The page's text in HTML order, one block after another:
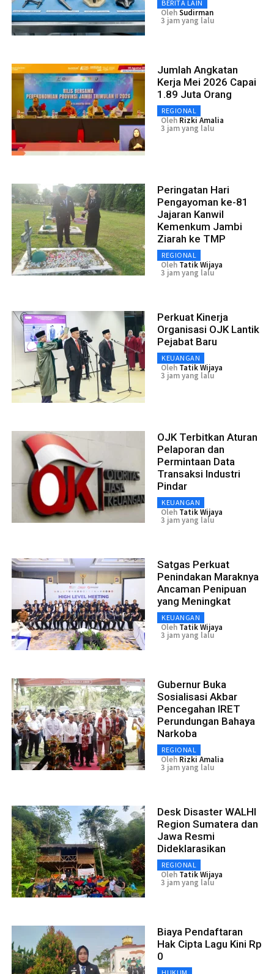
BERITA LAIN
OlehSudirman
3 jam yang lalu
Jumlah Angkatan
Kerja Mei 2026 Capai
1.89 Juta Orang
REGIONAL
Oleh Rizki Amalia
3 jam yang lalu
Peringatan Hari
Pengayoman ke-81
Jajaran Kanwil
Kemenkum Jambi
Ziarah ke TMP
REGIONAL
Oleh Tatik Wijaya
3 jam yang lalu
Perkuat Kinerja
Organisasi OJK Lantik
Pejabat Baru
KEUANGAN
Oleh Tatik Wijaya
3 jam yang lalu
OJK Terbitkan Aturan
Pelaporan dan
Permintaan Data
Transaksi Industri
Pindar
KEUANGAN
Oleh Tatik Wijaya
3 jam yang lalu
Satgas Perkuat
Penindakan Maraknya
Ancaman Penipuan
yang Meningkat
KEUANGAN
Oleh Tatik Wijaya
3 jam yang lalu
Gubernur Buka
Sosialisasi Akbar
Pencegahan IRET
Perundungan Bahaya
Narkoba
REGIONAL
Oleh Rizki Amalia
3 jam yang lalu
Desk Disaster WALHI
Region Sumatera dan
Jawa Resmi
Dideklarasikan
REGIONAL
Oleh Tatik Wijaya
3 jam yang lalu
Biaya Pendaftaran
Hak Cipta Lagu Kini Rp
0